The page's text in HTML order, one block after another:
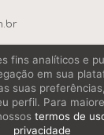
fins analíticos e
em sua
suas
perfil. Para
termos de
privacidade